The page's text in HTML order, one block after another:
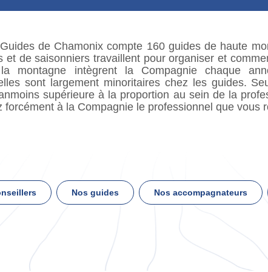
de Chamonix compte 160 guides de haute
et de saisonniers travaillent pour organiser et
montagne intègrent la Compagnie chaque
sont largement minoritaires chez les guides.
supérieure à la proportion au sein de la
forcément à la Compagnie le professionnel que vous
Nos guides Nos accompagnateurs